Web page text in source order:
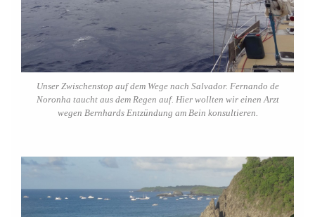
Unser Zwischenstop auf dem Wege nach Salvador. Fernando de
Noronha taucht aus dem Regen auf. Hier wollten wir einen Arzt
wegen Bernhards Entzündung am Bein konsultieren.